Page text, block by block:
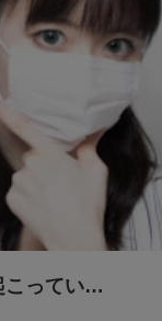
こってい…